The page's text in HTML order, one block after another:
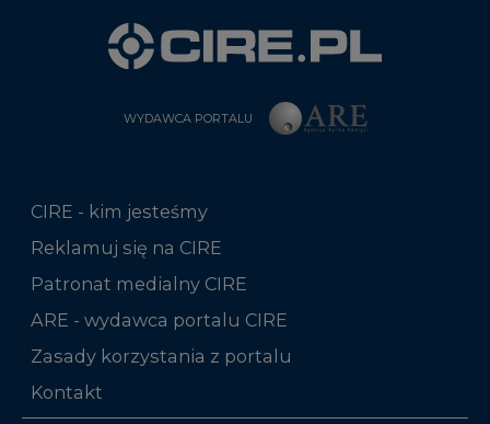
WYDAWCA PORTALU
CIRE - kim jesteśmy
Reklamuj się na CIRE
Patronat medialny CIRE
ARE - wydawca portalu CIRE
Zasady korzystania z portalu
Kontakt